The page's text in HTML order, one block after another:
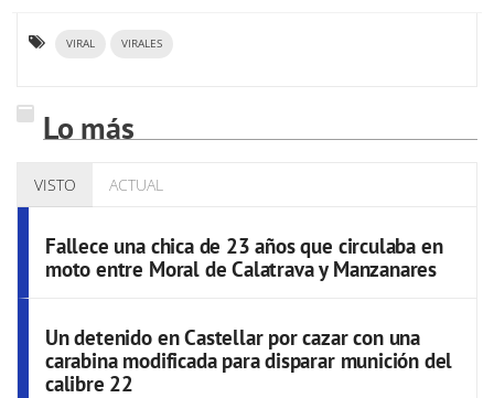
VIRAL VIRALES
Lo más
VISTO ACTUAL
Fallece una chica de 23 años que circulaba en
moto entre Moral de Calatrava y Manzanares
Un detenido en Castellar por cazar con una
carabina modificada para disparar munición del
calibre 22